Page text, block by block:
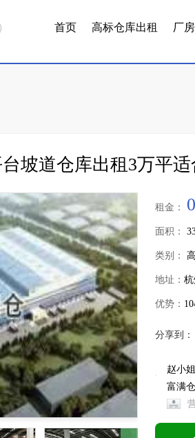
首页 高标仓库出租 厂
坡道仓库出租3万平
租金：
面积：
类别：
地址：
优势：
分享到：
赵小姐
富满